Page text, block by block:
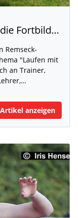
Neuer Lehrgangstermin für die Fortbildung "Laufen mit Kindern"
Remseck-
"Laufen mit
an Trainer,
Artikel anzeigen